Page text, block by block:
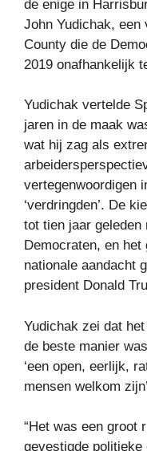
de enige in
John Yudichak, een
County die de
2019 onafhankelijk
Yudichak vertelde
jaren in de maak
wat hij zag als
vertegenwoordigen
‘verdringden’. De
tot tien jaar geleden
Democraten, en
nationale aandacht
president Donald
Yudichak zei dat
de beste manier
‘een open, eerlijk,
mensen welkom
“Het was een groot
gevestigde politieke